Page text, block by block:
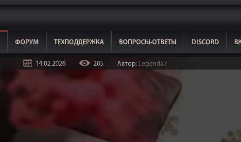
ФОРУМ ТЕХПОДДЕРЖКА ВОПРОСЫ-ОТВЕТЫ DISCORD
14.02.2026 205 Автор: Legenda7